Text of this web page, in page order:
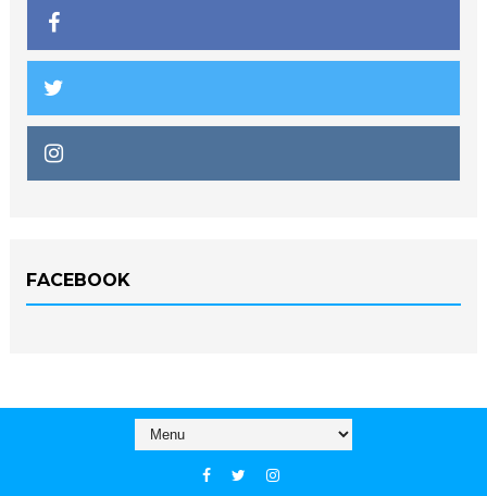
FACEBOOK